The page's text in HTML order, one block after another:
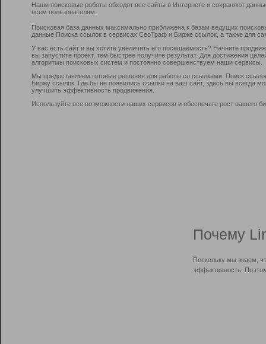
Наши поисковые роботы обходят все сайты в Интернете и сохраняют
всем пользователям.
Поисковая база данных максимально приближена к базам ведущих
данные Поиска ссылок в сервисах СеоТраф и Бирже ссылок, а также для
У вас есть сайт и вы хотите увеличить его посещаемость? Начните
вы запустите проект, тем быстрее получите результат. Для достижения
алгоритмы поисковых систем и постоянно совершенствуем наши сервисы.
Мы предоставляем готовые решения для работы со ссылками: Поиск
Биржу ссылок. Где бы не появились ссылки на ваш сайт, здесь вы всегда
улучшить эффективность продвижения.
Используйте все возможности наших сервисов и обеспечьте рост вашего
Почему
Поскольку мы знаем,
эффективность.